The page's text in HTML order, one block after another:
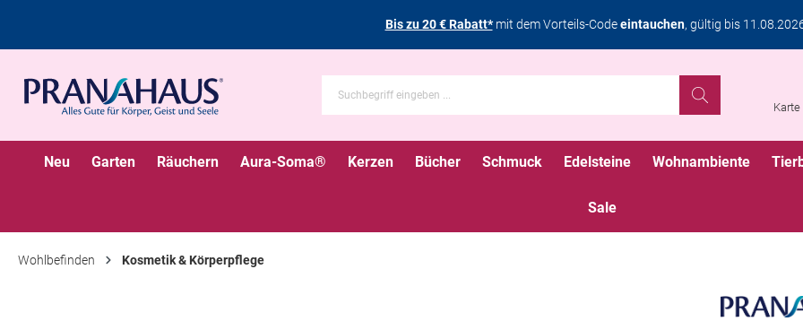
Bis zu 20 € Rabatt*mit dem Vorteils-Codeeintauchen, gültig bis
Neu Garten Räuchern Aura-Soma® Kerzen Bücher Schmuck Edelsteine Wohnambiente
Sale
Wohlbefinden Kosmetik & Körperpflege